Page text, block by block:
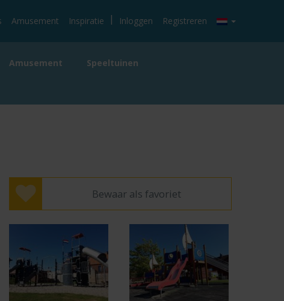
Amusement Inspiratie | Inloggen Registreren
Amusement
Speeltuinen
Bewaar als favoriet